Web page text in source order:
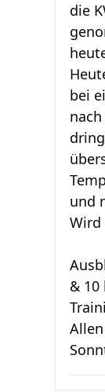
die
bei
und
Wird
&